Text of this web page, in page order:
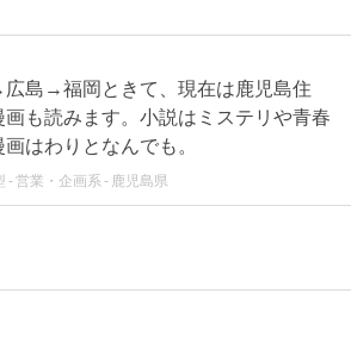
島→福岡ときて、現在は鹿児島住
も読みます。小説はミステリや青春
はわりとなんでも。
営業・企画系 鹿児島県